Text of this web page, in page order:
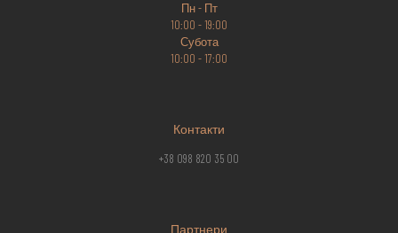
Пн - Пт
10:00 - 19:00
Субота
10:00 - 17:00
Контакти
+38 098 820 35 00
Партнери